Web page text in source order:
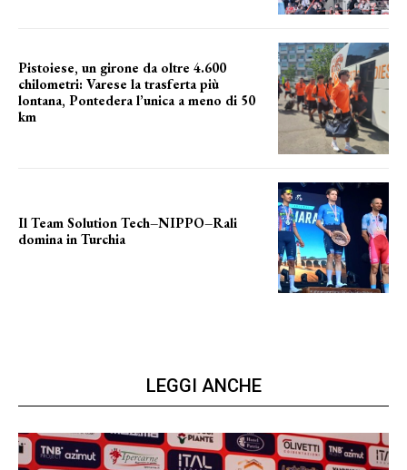
Pistoiese, un girone da oltre 4.600
chilometri: Varese la trasferta più
lontana, Pontedera l’unica a meno di 50
km
Il Team Solution Tech–NIPPO–Rali
domina in Turchia
LEGGI ANCHE